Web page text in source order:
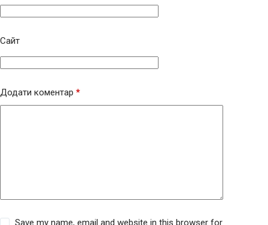
Сайт
Додати коментар *
Save my name, email and website in this browser for